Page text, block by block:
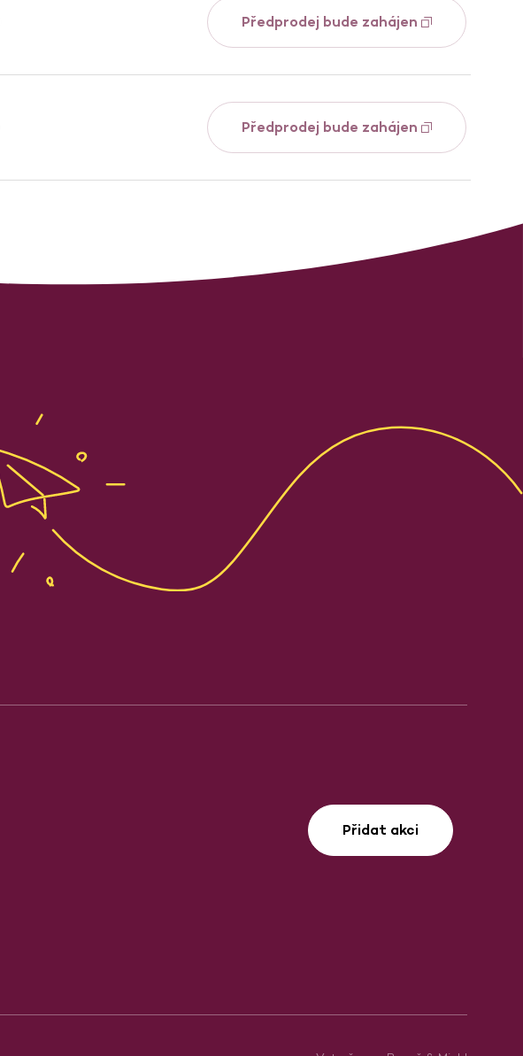
Předprodej bude zahájen
Předprodej bude zahájen
Přidat akci